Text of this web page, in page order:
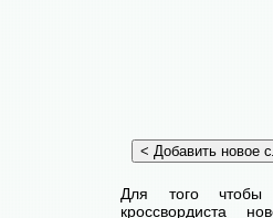
Для того чтобы
кроссвордиста